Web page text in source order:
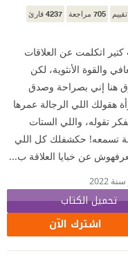
تقييم 705 مراجعة 4237 قارئ
اتكلمت عن العلاقات
والقوة الأنثوية، لكن
هنا إني بصراحة وصدق
هقولك اللي الرجالة عمرها
تقوله، واللي الستات
تسمعه! حكشفلك كل اللي
عن خبايا العلاقة ب...
2022
تحميل الكتاب
اشترك الآن